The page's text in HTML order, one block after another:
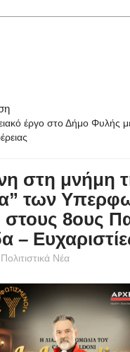
έργο στο Δήμο Φυλής
στη μνήμη
των
στους 8ους
–
Πολιτιστικά Νέα